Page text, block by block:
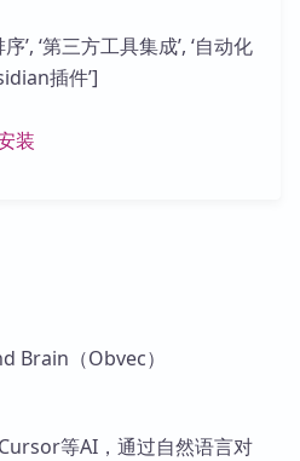
’, ‘第三方工具集成’, ‘自动化
插件’]
装
Brain（Obvec）
等AI，通过自然语言对